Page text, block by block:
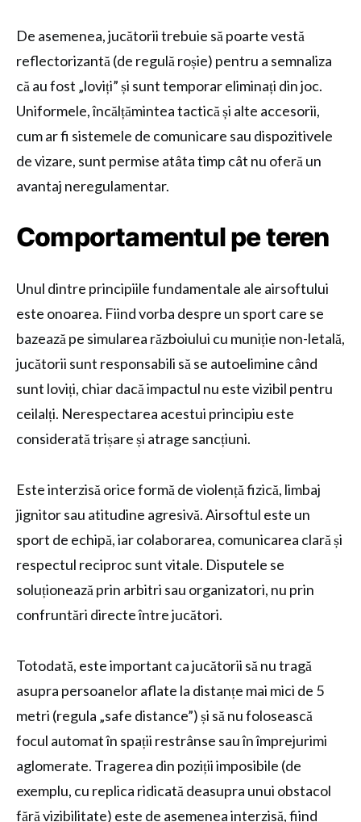
De asemenea, jucătorii trebuie să poarte vestă
reflectorizantă (de regulă roșie) pentru a semnaliza
că au fost „loviți” și sunt temporar eliminați din joc.
Uniformele, încălțămintea tactică și alte accesorii,
cum ar fi sistemele de comunicare sau dispozitivele
de vizare, sunt permise atâta timp cât nu oferă un
avantaj neregulamentar.
Comportamentul pe teren
Unul dintre principiile fundamentale ale airsoftului
este onoarea. Fiind vorba despre un sport care se
bazează pe simularea războiului cu muniție non-letală,
jucătorii sunt responsabili să se autoelimine când
sunt loviți, chiar dacă impactul nu este vizibil pentru
ceilalți. Nerespectarea acestui principiu este
considerată trișare și atrage sancțiuni.
Este interzisă orice formă de violență fizică, limbaj
jignitor sau atitudine agresivă. Airsoftul este un
sport de echipă, iar colaborarea, comunicarea clară și
respectul reciproc sunt vitale. Disputele se
soluționează prin arbitri sau organizatori, nu prin
confruntări directe între jucători.
Totodată, este important ca jucătorii să nu tragă
asupra persoanelor aflate la distanțe mai mici de 5
metri (regula „safe distance”) și să nu folosească
focul automat în spații restrânse sau în împrejurimi
aglomerate. Tragerea din poziții imposibile (de
exemplu, cu replica ridicată deasupra unui obstacol
fără vizibilitate) este de asemenea interzisă, fiind